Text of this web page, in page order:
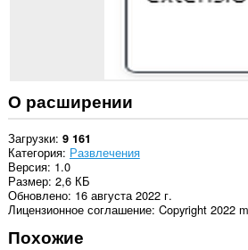
О расширении
Загрузки 9 161
Категория Развлечения
Версия 1.0
Размер 2,6 КБ
Обновлено 16 августа 2022 г.
Лицензионное соглашение Copyright 2022
Похожие